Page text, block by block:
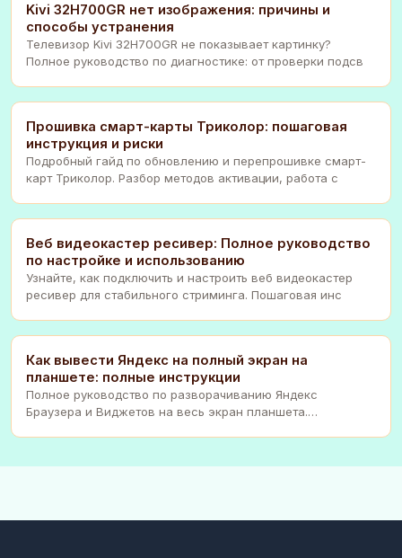
Kivi 32H700GR нет изображения: причины и
способы устранения
Телевизор Kivi 32H700GR не показывает картинку?
Полное руководство по диагностике: от проверки подсв
Прошивка смарт-карты Триколор: пошаговая
инструкция и риски
Подробный гайд по обновлению и перепрошивке смарт-
карт Триколор. Разбор методов активации, работа с
Веб видеокастер ресивер: Полное руководство
по настройке и использованию
Узнайте, как подключить и настроить веб видеокастер
ресивер для стабильного стриминга. Пошаговая инс
Как вывести Яндекс на полный экран на
планшете: полные инструкции
Полное руководство по разворачиванию Яндекс
Браузера и Виджетов на весь экран планшета.